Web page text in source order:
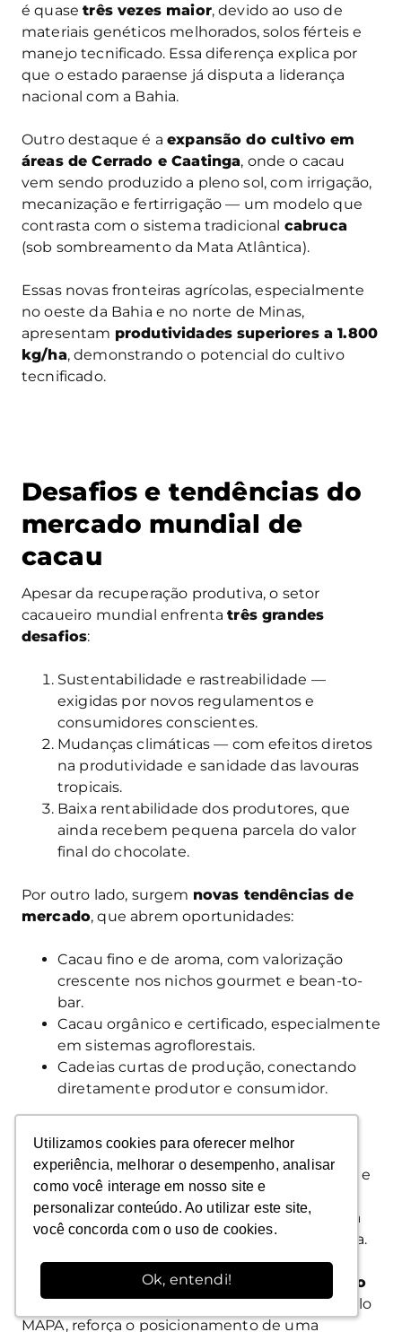
Utilizamos cookies para oferecer melhor
experiência, melhorar o desempenho, analisar
como você interage em nosso site e
personalizar conteúdo. Ao utilizar este site,
você concorda com o uso de cookies.
Ok, entendi!
Utilizamos cookies para oferecer melhor
experiência, melhorar o desempenho, analisar
como você interage em nosso site e
personalizar conteúdo. Ao utilizar este site,
você concorda com o uso de cookies.
Ok, entendi!
é quasetrês vezes maior, devido ao uso de
materiais genéticos melhorados, solos férteis e
manejo tecnificado. Essa diferença explica por
que o estado paraense já disputa a liderança
nacional com a Bahia.
Outro destaque é aexpansão do cultivo em
áreas de Cerrado e Caatinga, onde o cacau
vem sendo produzido a pleno sol, com irrigação,
mecanização e fertirrigação — um modelo que
contrasta com o sistema tradicional cabruca
(sob sombreamento da Mata Atlântica).
Essas novas fronteiras agrícolas, especialmente
no oeste da Bahia e no norte de Minas,
apresentam produtividades superiores a 1.800
kg/ha, demonstrando o potencial do cultivo
tecnificado.
Desafios e tendências do
mercado mundial de
cacau
Apesar da recuperação produtiva, o setor
cacaueiro mundial enfrentatrês grandes
desafios:
Sustentabilidade e rastreabilidade —
exigidas por novos regulamentos e
consumidores conscientes.
Mudanças climáticas — com efeitos diretos
na produtividade e sanidade das lavouras
tropicais.
Baixa rentabilidade dos produtores, que
ainda recebem pequena parcela do valor
final do chocolate.
Por outro lado, surgem novas tendências de
mercado, que abrem oportunidades:
Cacau fino e de aroma, com valorização
crescente nos nichos gourmet e bean-to-
bar.
Cacau orgânico e certificado, especialmente
em sistemas agroflorestais.
Cadeias curtas de produção, conectando
diretamente produtor e consumidor.
cenário. O país é um dos poucos que reúnem
todos os elos da cadeia(produção, moagem e
indústria chocolateira) e possui regiões com
indicação geográfica reconhecida, como sul da
Bahia, Tomé-Açu (PA), Linhares (ES) e Rondônia.
Além disso, a marca-conceito
“Cacau Carbono
Neutro Brasil”, desenvolvida pela Ceplac e pelo
MAPA, reforça o posicionamento de uma